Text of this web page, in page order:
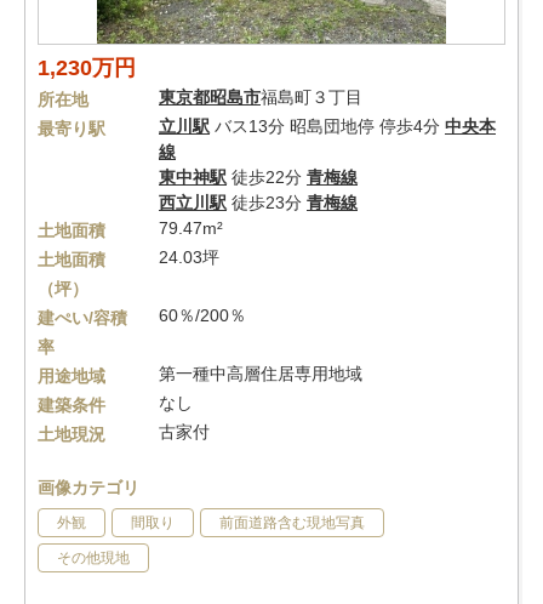
1,230万円
所在地 東京都昭島市福島町３丁目
最寄り駅
立川駅 バス13分 昭島団地停 停歩4分 中央本
線
東中神駅 徒歩22分 青梅線
西立川駅 徒歩23分 青梅線
土地面積
79.47m²
土地面積
（坪）
24.03坪
建ぺい/容積
率
60％/200％
用途地域
第一種中高層住居専用地域
建築条件
なし
土地現況
古家付
画像カテゴリ
外観 間取り 前面道路含む現地写真
その他現地